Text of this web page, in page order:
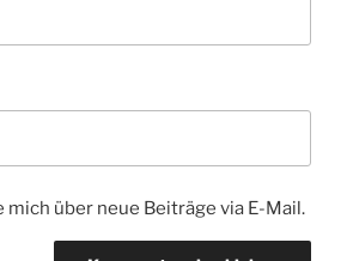
mich über neue Beiträge via E-Mail.